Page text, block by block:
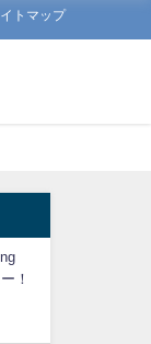
トマップ
！